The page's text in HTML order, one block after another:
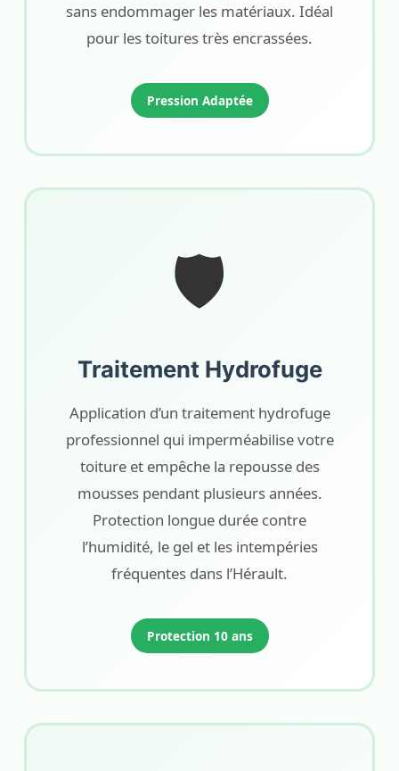
sans endommager les matériaux. Idéal
pour les toitures très encrassées.
Pression Adaptée
🛡️
Traitement Hydrofuge
Application d’un traitement hydrofuge
professionnel qui imperméabilise votre
toiture et empêche la repousse des
mousses pendant plusieurs années.
Protection longue durée contre
l’humidité, le gel et les intempéries
fréquentes dans l’Hérault.
Protection 10 ans